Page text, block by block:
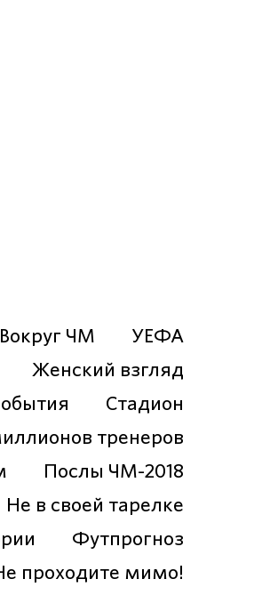
Вокруг ЧМ
УЕФА
Женский взгляд
Стадион
тренеров
Послы ЧМ-2018
Не в своей тарелке
Футпрогноз
проходите мимо!